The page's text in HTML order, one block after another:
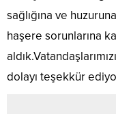
sağlığına ve
haşere sorunlarına
dolayı teşekkür